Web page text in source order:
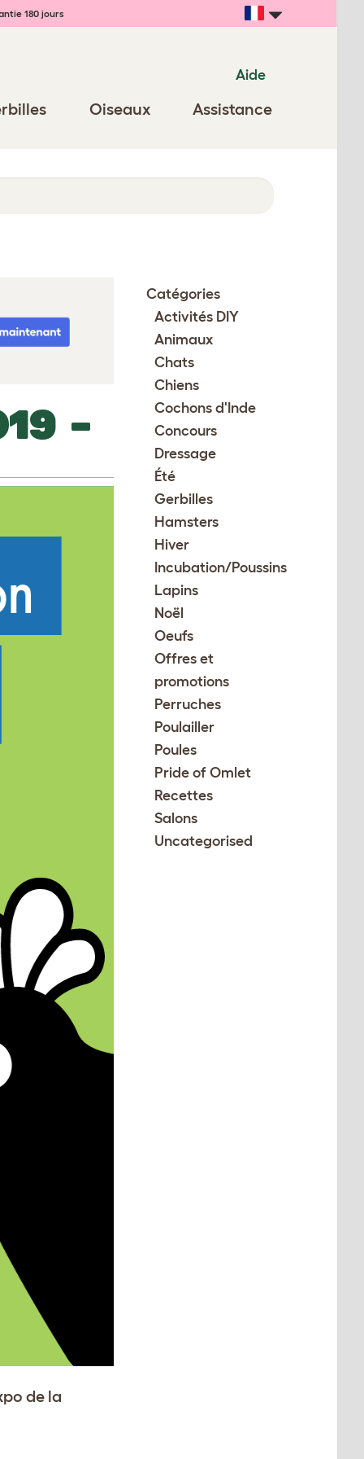
180 jours
Aide
Oiseaux Assistance
–
de la
Catégories
Activités DIY
Animaux
Chats
Chiens
Cochons d'Inde
Concours
Dressage
Été
Gerbilles
Hamsters
Hiver
Incubation/Poussins
Lapins
Noël
Oeufs
Offres et
promotions
Perruches
Poulailler
Poules
Pride of Omlet
Recettes
Salons
Uncategorised